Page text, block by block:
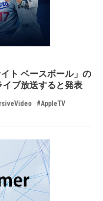
ト ベースボール」の
イブ放送すると発表
#AppleTV